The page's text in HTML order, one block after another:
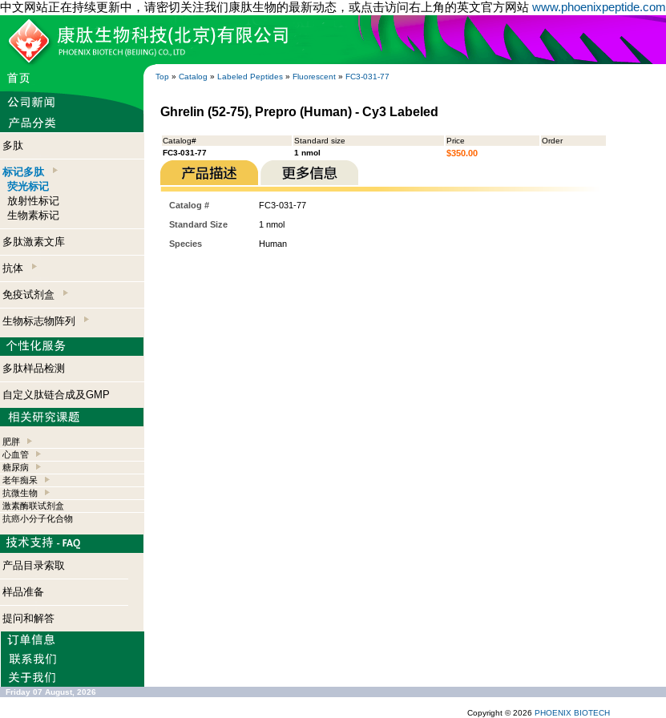
中文网站正在持续更新中，请密切关注我们康肽生物的最新动态，或点击访问右上角的英文官方网站 www.phoenixpeptide.com
Top » Catalog » Labeled Peptides » Fluorescent » FC3-031-77
多肽
标记多肽
荧光标记
放射性标记
生物素标记
多肽激素文库
抗体
免疫试剂盒
生物标志物阵列
多肽样品检测
自定义肽链合成及GMP
肥胖
心血管
糖尿病
老年痴呆
抗微生物
激素酶联试剂盒
抗癌小分子化合物
产品目录索取
样品准备
提问和解答
Ghrelin (52-75), Prepro (Human) - Cy3 Labeled
Catalog# Standard size Price
Order
FC3-031-77
1 nmol $350.00
Catalog #
FC3-031-77
Standard Size
1 nmol
Species
Human
Friday 07 August, 2026
Copyright © 2026 PHOENIX BIOTECH